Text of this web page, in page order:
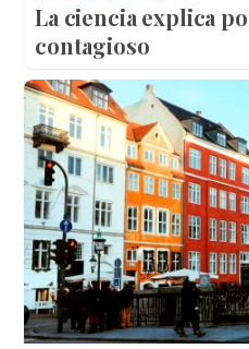
La ciencia explica
contagioso